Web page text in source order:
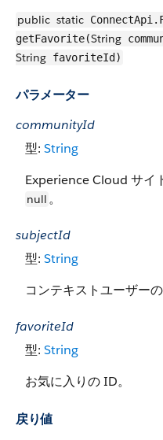
public static
getFavorite(String
String favoriteId)
パラメーター
communityId
型: String
Experience Cloud サイ
null 。
subjectId
型: String
コンテキストユーザー
favoriteId
型: String
お気に入りの ID。
戻り値